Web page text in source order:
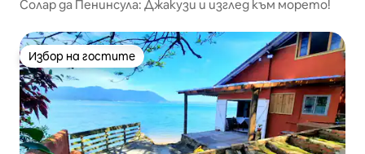
Солар да Пенинсула: Джакузи и изглед към морето!
Избор на гостите
Избор на гостите